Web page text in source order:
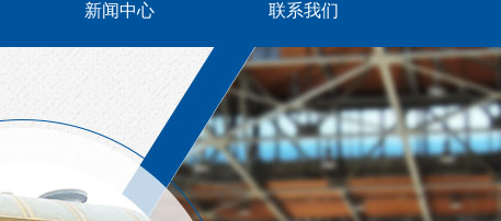
新闻中心 联系我们